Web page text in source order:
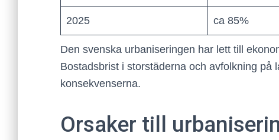
2025 ca 85%
Den svenska urbaniseringen har lett till
Bostadsbrist i storstäderna och avfolkning på
konsekvenserna.
Orsaker till